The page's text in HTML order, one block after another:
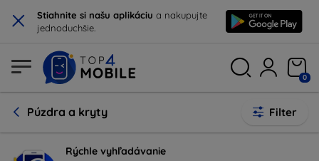
× Stiahnite si našu aplikáciu a nakupujte
jednoduchšie.
0
Púzdra a kryty Filter
Rýchle vyhľadávanie